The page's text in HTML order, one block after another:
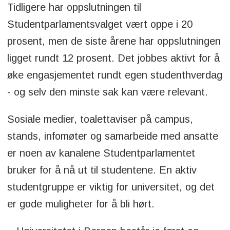
14. april:Studentvalget åpner
23. april:Studentvalget stenger
Tidligere har oppslutningen til
Studentparlamentsvalget vært oppe i 20
prosent, men de siste årene har oppslutningen
ligget rundt 12 prosent. Det jobbes aktivt for å
øke engasjementet rundt egen studenthverdag
- og selv den minste sak kan være relevant.
Sosiale medier, toalettaviser på campus,
stands, infomøter og samarbeide med ansatte
er noen av kanalene Studentparlamentet
bruker for å nå ut til studentene. En aktiv
studentgruppe er viktig for universitet, og det
er gode muligheter for å bli hørt.